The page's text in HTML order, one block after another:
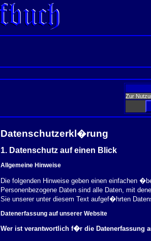
Zur
Datenschutzerkl�rung
1. Datenschutz auf einen Blick
Allgemeine Hinweise
Die folgenden Hinweise geben einen einfachen
Personenbezogene Daten sind alle Daten, mit
Sie unserer unter diesem Text aufgef�hrten
Datenerfassung auf unserer Website
Wer ist verantwortlich f�r die Datenerfassung